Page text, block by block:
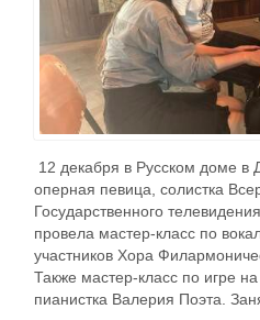
12 декабря в Русском доме в
оперная певица, солистка
Государственного
провела мастер-класс по
участников Хора
Также мастер-класс по игре
пианистка Валерия Поэта.